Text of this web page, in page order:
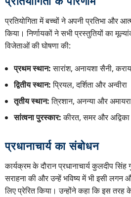
प्रतियोगिता में बच्चों ने अपनी प्रतिभा और
किया। निर्णायकों ने सभी प्रस्तुतियों का
विजेताओं की घोषणा की:
प्रथम स्थान:सारांश, अनायशा सैनी,
द्वितीय स्थान:प्रियल, दर्शिता और अन्वीरा
तृतीय स्थान:त्रिशान, अनन्या और अमायरा
सांत्वना पुरस्कार:कीरत, समर और अद्विका
प्रधानाचार्य का संबोधन
कार्यक्रम के दौरान प्रधानाचार्य कुलदीप सिंह
सराहना की और उन्हें भविष्य में भी इसी
लिए प्रेरित किया। उन्होंने कहा कि इस तरह